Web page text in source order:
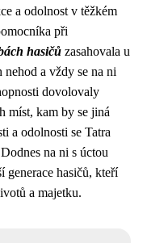
a odolnost v těžkém
při
hasičů zasahovala u
a vždy se na ni
dovolovaly
míst, kam by se jiná
a odolnosti se Tatra
na ni s úctou
generace hasičů, kteří
a majetku.